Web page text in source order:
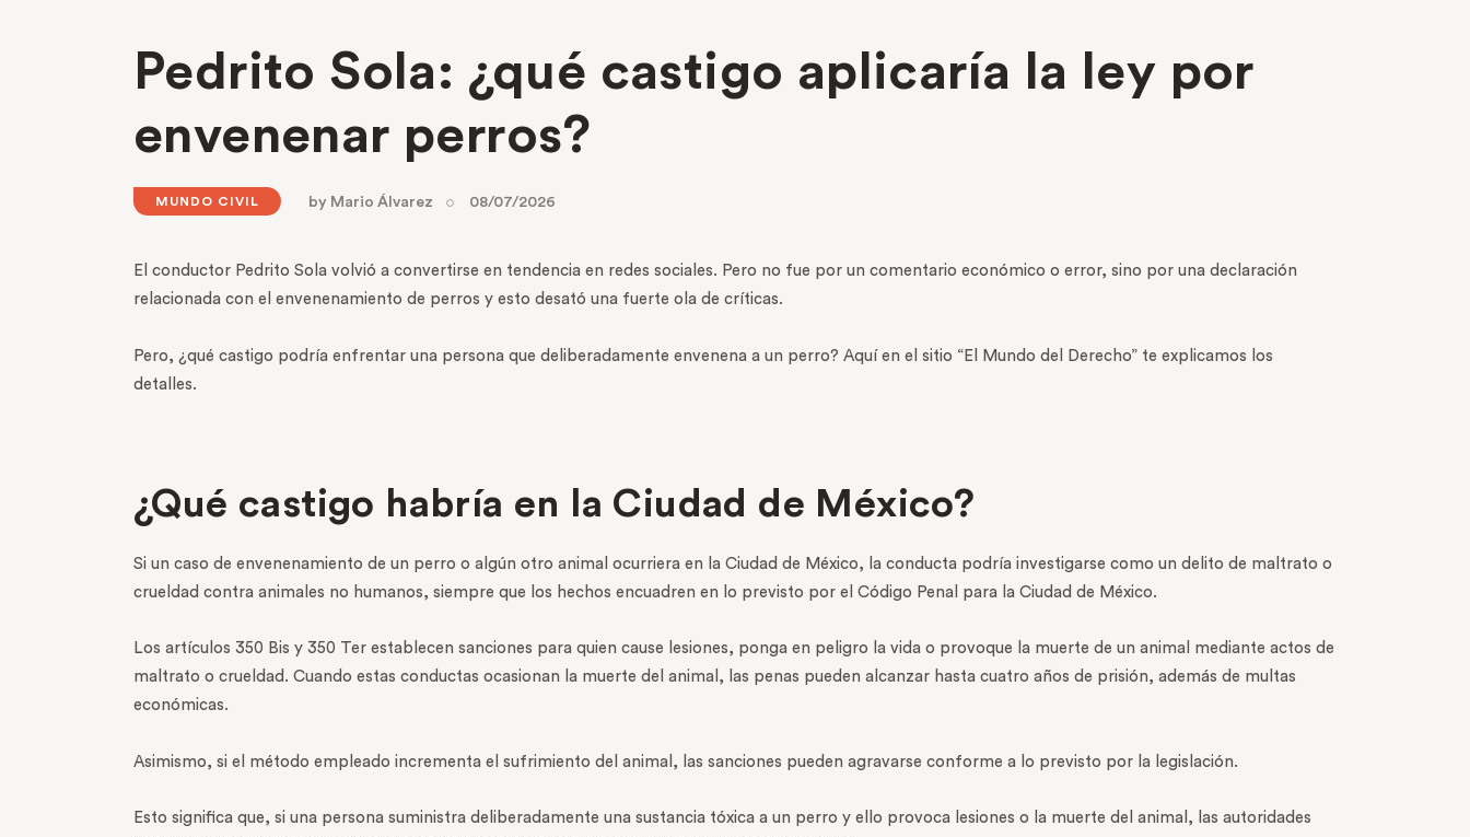
Pedrito Sola: ¿qué castigo aplicaría la ley por
envenenar perros?
MUNDO CIVIL by Mario Álvarez 08/07/2026
El conductor Pedrito Sola volvió a convertirse en tendencia en redes sociales. Pero no fue por un comentario económico o error, sino por una declaración
relacionada con el envenenamiento de perros y esto desató una fuerte ola de críticas.
Pero, ¿qué castigo podría enfrentar una persona que deliberadamente envenena a un perro? Aquí en el sitio “El Mundo del Derecho” te explicamos los
detalles.
¿Qué castigo habría en la Ciudad de México?
Si un caso de envenenamiento de un perro o algún otro animal ocurriera en la Ciudad de México, la conducta podría investigarse como un delito de maltrato o
crueldad contra animales no humanos, siempre que los hechos encuadren en lo previsto por el Código Penal para la Ciudad de México.
Los artículos 350 Bis y 350 Ter establecen sanciones para quien cause lesiones, ponga en peligro la vida o provoque la muerte de un animal mediante actos de
maltrato o crueldad. Cuando estas conductas ocasionan la muerte del animal, las penas pueden alcanzar hasta cuatro años de prisión, además de multas
económicas.
Asimismo, si el método empleado incrementa el sufrimiento del animal, las sanciones pueden agravarse conforme a lo previsto por la legislación.
Esto significa que, si una persona suministra deliberadamente una sustancia tóxica a un perro y ello provoca lesiones o la muerte del animal, las autoridades